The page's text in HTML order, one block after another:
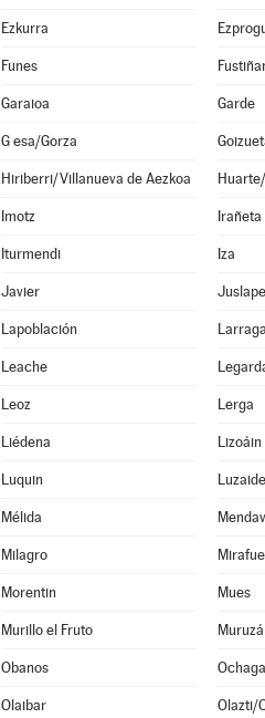
Ezkurra
Funes
Garaioa Garde
G esa/Gorza
Hiriberri/Villanueva de Aezkoa
Imotz Irañeta
Iturmendi Iza
Javier
Lapoblación Larraga
Leache
Leoz Lerga
Liédena Lizoáin
Luquin
Mélida
Milagro
Morentin Mues
Murillo el Fruto
Obanos
Olaibar Olazti/